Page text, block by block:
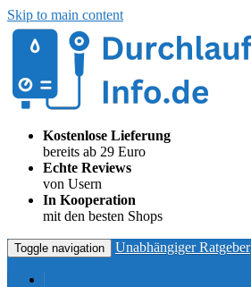
Skip to main content
Kostenlose Lieferung
bereits ab 29 Euro
Echte Reviews
von Usern
In Kooperation
mit den besten Shops
Toggle navigation Unabhängiger Ratgeber